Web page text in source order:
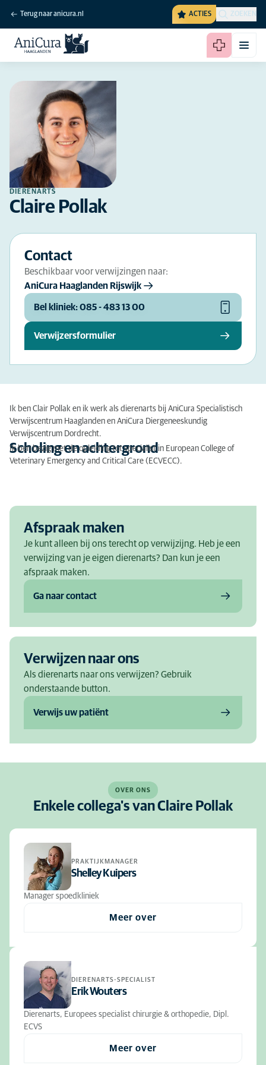
Terug naar anicura.nl ACTIES ZOEKEN
DIERENARTS
Claire Pollak
Contact
Beschikbaar voor verwijzingen naar:
AniCura Haaglanden Rijswijk
Bel kliniek: 085 - 483 13 00
Verwijzersformulier
Ik ben Clair Pollak en ik werk als dierenarts bij AniCura Specialistisch
Verwijscentrum Haaglanden en AniCura Diergeneeskundig
Verwijscentrum Dordrecht.
Scholing en achtergrond
Ik ben bezig met de opleiding tot specialist in European College of
Veterinary Emergency and Critical Care (ECVECC).
Afspraak maken
Je kunt alleen bij ons terecht op verwijzijng. Heb je een
verwijzing van je eigen dierenarts? Dan kun je een
afspraak maken.
Ga naar contact
Verwijzen naar ons
Als dierenarts naar ons verwijzen? Gebruik
onderstaande button.
Verwijs uw patiënt
OVER ONS
Enkele collega's van Claire Pollak
PRAKTIJKMANAGER
Shelley Kuipers
Manager spoedkliniek
Meer over
DIERENARTS-SPECIALIST
Erik Wouters
Dierenarts, Europees specialist chirurgie & orthopedie, Dipl.
ECVS
Meer over